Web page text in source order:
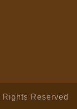
Reserved